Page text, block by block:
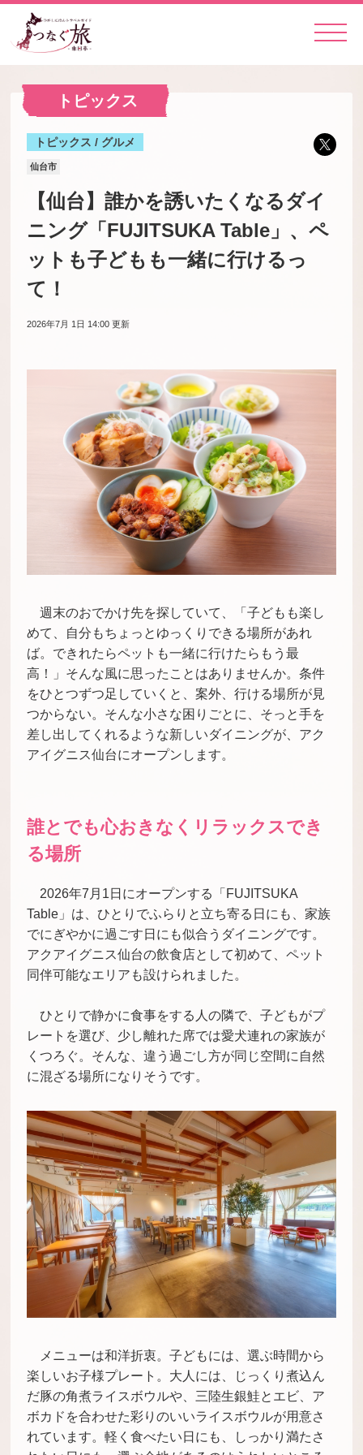
トピックス
トピックス / グルメ
仙台市
【仙台】誰かを誘いたくなるダイ
ニング「FUJITSUKA Table」、ペ
ットも子どもも一緒に行けるっ
て！
2026年7月 1日 14:00 更新
週末のおでかけ先を探していて、「子どもも楽し
めて、自分もちょっとゆっくりできる場所があれ
ば。できれたらペットも一緒に行けたらもう最
高！」そんな風に思ったことはありませんか。条件
をひとつずつ足していくと、案外、行ける場所が見
つからない。そんな小さな困りごとに、そっと手を
差し出してくれるような新しいダイニングが、アク
アイグニス仙台にオープンします。
誰とでも心おきなくリラックスでき
る場所
2026年7月1日にオープンする「FUJITSUKA
Table」は、ひとりでふらりと立ち寄る日にも、家族
でにぎやかに過ごす日にも似合うダイニングです。
アクアイグニス仙台の飲食店として初めて、ペット
同伴可能なエリアも設けられました。
ひとりで静かに食事をする人の隣で、子どもがプ
レートを選び、少し離れた席では愛犬連れの家族が
くつろぐ。そんな、違う過ごし方が同じ空間に自然
に混ざる場所になりそうです。
メニューは和洋折衷。子どもには、選ぶ時間から
楽しいお子様プレート。大人には、じっくり煮込ん
だ豚の角煮ライスボウルや、三陸生銀鮭とエビ、ア
ボカドを合わせた彩りのいいライスボウルが用意さ
れています。軽く食べたい日にも、しっかり満たさ